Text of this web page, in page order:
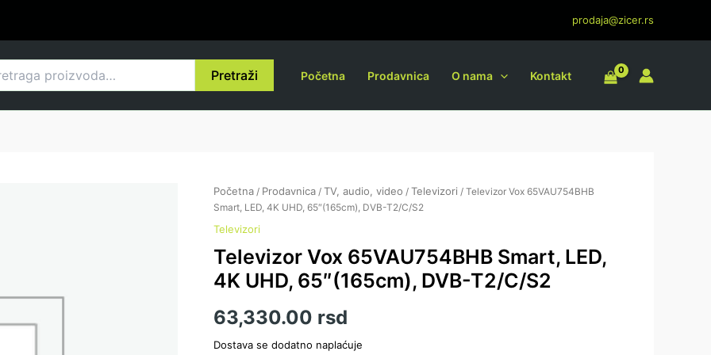
prodaja@zicer.rs
Pretraži Početna Prodavnica O nama Kontakt
Početna/ Prodavnica/ TV, audio, video / Televizori / Televizor Vox 65VAU754BHB
Smart, LED, 4K UHD, 65″(165cm), DVB-T2/C/S2
Televizori
Televizor Vox 65VAU754BHB Smart, LED,
4K UHD, 65″(165cm), DVB-T2/C/S2
63,330.00 rsd
Dostava se dodatno naplaćuje